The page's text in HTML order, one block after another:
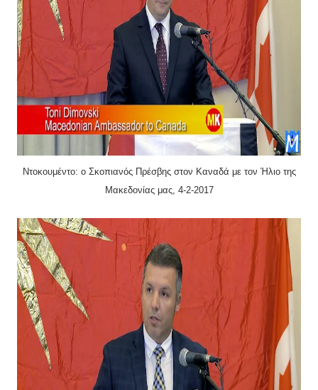
Ντοκουμέντο: ο Σκοπιανός Πρέσβης στον Καναδά με τον Ήλιο της
Μακεδονίας μας, 4-2-2017